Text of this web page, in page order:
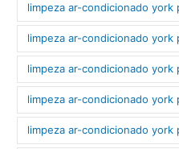
limpeza ar-condicionado york
limpeza ar-condicionado york
limpeza ar-condicionado york
limpeza ar-condicionado york
limpeza ar-condicionado york